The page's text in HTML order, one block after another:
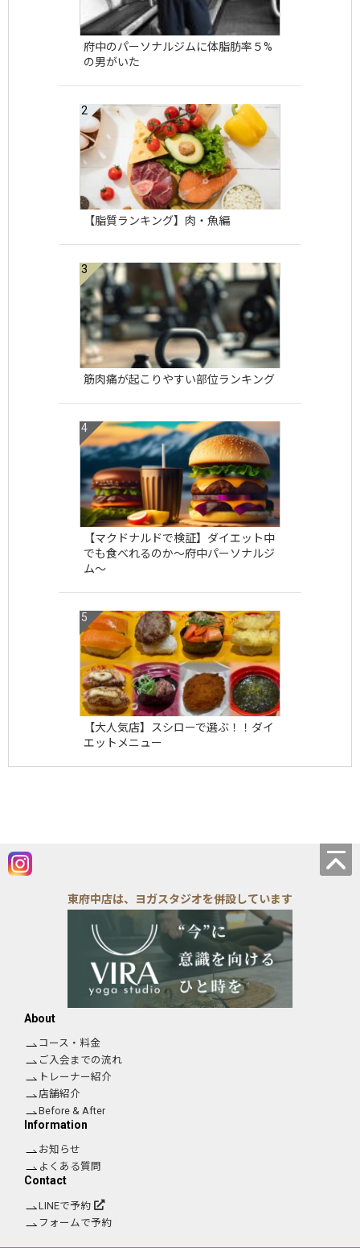
府中のパーソナルジムに体脂肪率５%
の男がいた
【脂質ランキング】肉・魚編
筋肉痛が起こりやすい部位ランキング
【マクドナルドで検証】ダイエット中
でも食べれるのか〜府中パーソナルジ
ム〜
【大人気店】スシローで選ぶ！！ダイ
エットメニュー
東府中店は、ヨガスタジオを併設しています
About
コース・料金
ご入会までの流れ
トレーナー紹介
店舗紹介
Before & After
Information
お知らせ
よくある質問
Contact
LINEで予約
フォームで予約